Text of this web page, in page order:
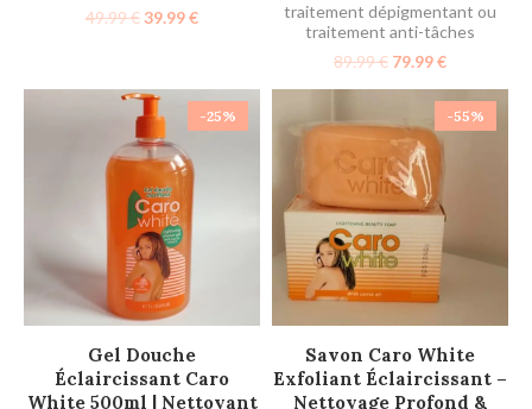
49.99€39.99€
traitement dépigmentant ou
traitement anti-tâches
89.99€ 79.99€
-25%
AJOUTER AU PANIER
Gel Douche
Éclaircissant Caro
White 500ml | Nettoyant
-55%
AJOUTER AU PANIER
Savon Caro White
Exfoliant Éclaircissant –
Nettoyage Profond &